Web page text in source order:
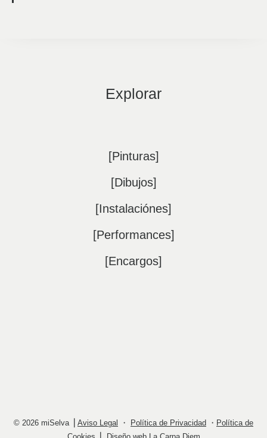
Explorar
[Pinturas]
[Dibujos]
[Instalaciónes]
[Performances]
[Encargos]
© 2026 miSelva ⎥ Aviso Legal ・ Política de Privacidad ・ Política de